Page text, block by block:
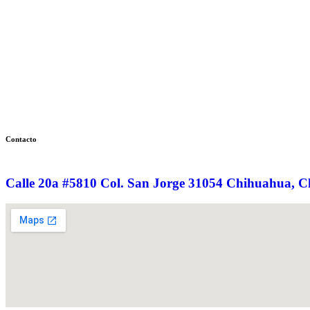
Contacto
Calle 20a #5810 Col. San Jorge 31054 Chihuahua,